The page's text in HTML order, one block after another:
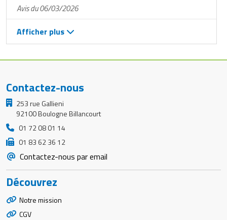
Avis du 06/03/2026
Afficher plus
Contactez-nous
253 rue Gallieni
92100 Boulogne Billancourt
01 72 08 01 14
01 83 62 36 12
Contactez-nous par email
Découvrez
Notre mission
CGV